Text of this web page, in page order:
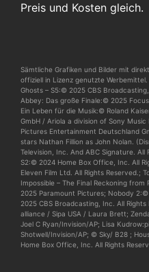
Preis und Kosten gleich.
Sämtliche Grafiken und Bilder mit
offiziell in Lizenz genutzte
Ghosts – S5:© 2025 CBS
Abbey: Das große Finale:© 2025
Ein Leben für die Musik:© Roland
GmbH / Ariola a division of Sony
Pictures Entertainment Deutschland
stars Nathan Fillion as John Nolan.
Television, Inc. And ABC Signature.
S2:© 2024 Home Box Office, Inc. All
Eleven Film Ltd. All Rights Reserved.;
Impossible – The Final Reckoning
2025 Paramount Pictures; Nobody
2025 CBS Broadcasting, Inc. All
alliance / Sipa USA / Laura Brett;
Joel C Ryan/Invision/AP; Lisa
Shotwell/Invision/AP; © Sky/ B28 ;
Home Box Office, Inc. All Rights